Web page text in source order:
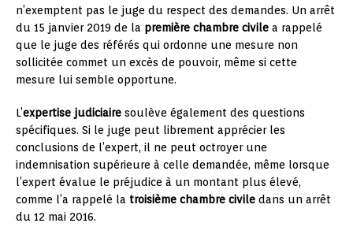
n’exemptent pas le juge du respect des demandes. Un arrêt
du 15 janvier 2019 de la première chambre civile a rappelé
que le juge des référés qui ordonne une mesure non
sollicitée commet un excès de pouvoir, même si cette
mesure lui semble opportune.
L’expertise judiciaire soulève également des questions
spécifiques. Si le juge peut librement apprécier les
conclusions de l’expert, il ne peut octroyer une
indemnisation supérieure à celle demandée, même lorsque
l’expert évalue le préjudice à un montant plus élevé,
comme l’a rappelé la troisième chambre civile dans un arrêt
du 12 mai 2016.